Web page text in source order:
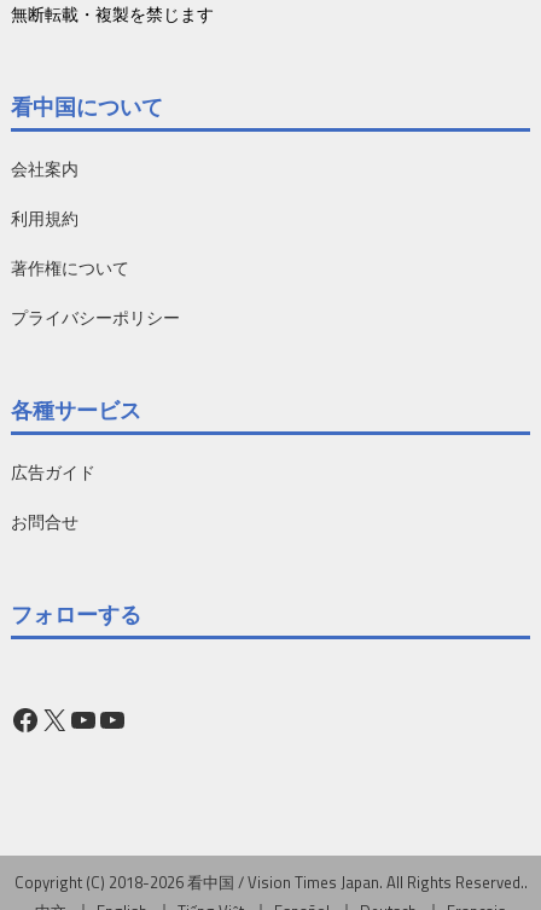
無断転載・複製を禁じます
看中国について
会社案内
利用規約
著作権について
プライバシーポリシー
各種サービス
広告ガイド
お問合せ
フォローする
Facebook
X YouTube
YouTube
Copyright (C) 2018-2026 看中国 / Vision Times Japan. All Rights Reserved..